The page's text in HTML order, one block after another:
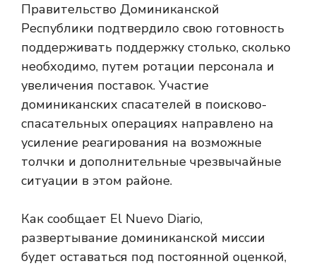
Правительство Доминиканской
Республики подтвердило свою готовность
поддерживать поддержку столько, сколько
необходимо, путем ротации персонала и
увеличения поставок. Участие
доминиканских спасателей в поисково-
спасательных операциях направлено на
усиление реагирования на возможные
толчки и дополнительные чрезвычайные
ситуации в этом районе.
Как сообщает El Nuevo Diario,
развертывание доминиканской миссии
будет оставаться под постоянной оценкой,